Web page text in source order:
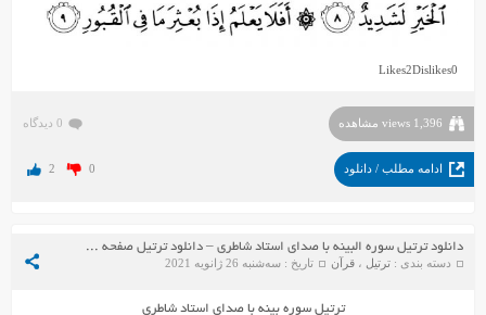
Likes2Dislikes0
1,396 views مشاهده 0 دیدگاه
ادامه مطلب / دانلود 2 0
دانلود ترتیل سوره البینه با صدای استاد شاطری – دانلود ترتیل صفحه به صفحه استاد شاطری
دسته بندی :ترتیل ،قرآن تاریخ : سه‌شنبه 26 ژانویه 2021
ترتیل سوره بینه با صدای استاد شاطری